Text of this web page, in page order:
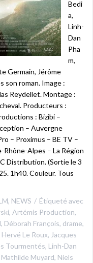
Bedi
a,
Linh-
Dan
Pha
m,
Germain, Jérôme
son roman. Image :
Reydellet. Montage :
Producteurs :
: Bizibi –
– Auvergne
– Proximus – BE TV –
Rhône-Alpes – La Région
Distribution. (Sortie le 3
1h40. Couleur. Tous
, NEWS
Étiqueté avec
, Artémis Production,
, Déborah François, drame,
Hervé Le Roux, Jacques
Tourmentés, Linh-Dan
Mathilde Muyard, Niels